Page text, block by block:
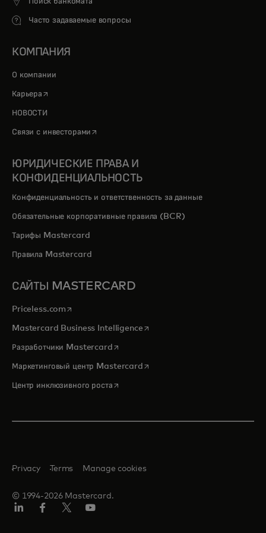
Часто задаваемые вопросы
КОМПАНИЯ
О компании
Карьера opens in a new tab
НОВОСТИ
Связи с инвесторами opens in a new tab
ЮРИДИЧЕСКИЕ ПРАВА И
КОНФИДЕНЦИАЛЬНОСТЬ
Конфиденциальность и ответственность за данные
Обязательные корпоративные правила (BCR)
Тарифы Mastercard
Правила Mastercard
САЙТЫ MASTERCARD
Priceless.com opens in a new tab
Mastercard Business Intelligenceopens in a new tab
Разработчики Mastercardopens in a new tab
Маркетинговый центр Mastercardopens in a new tab
Центр инклюзивного ростаopens in a new tab
© 1994-2026 Mastercard.
Privacy Terms Manage cookies